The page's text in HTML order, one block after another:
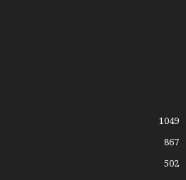
1049
867
502